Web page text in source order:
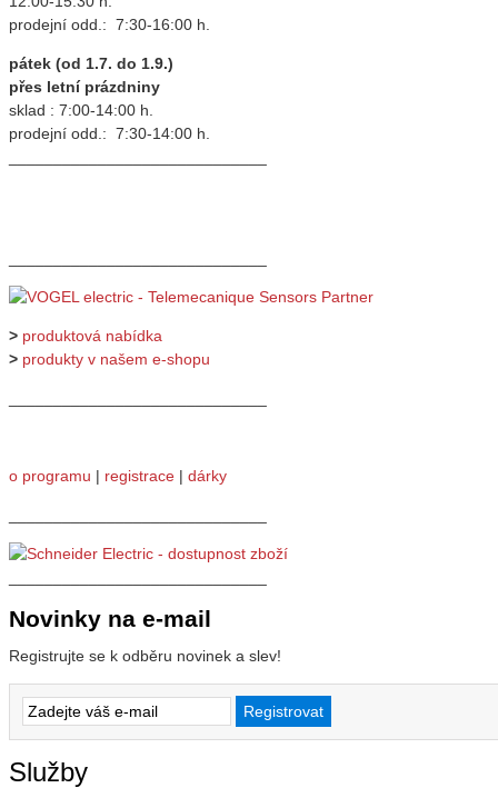
prodejní odd.: 7:30-16:00 h.
pátek (od 1.7. do 1.9.)
přes letní prázdniny
sklad : 7:00-14:00 h.
prodejní odd.: 7:30-14:00 h.
> produktová nabídka
> produkty v našem e-shopu
o programu | registrace | dárky
Novinky na e-mail
Registrujte se k odběru novinek a slev!
Služby